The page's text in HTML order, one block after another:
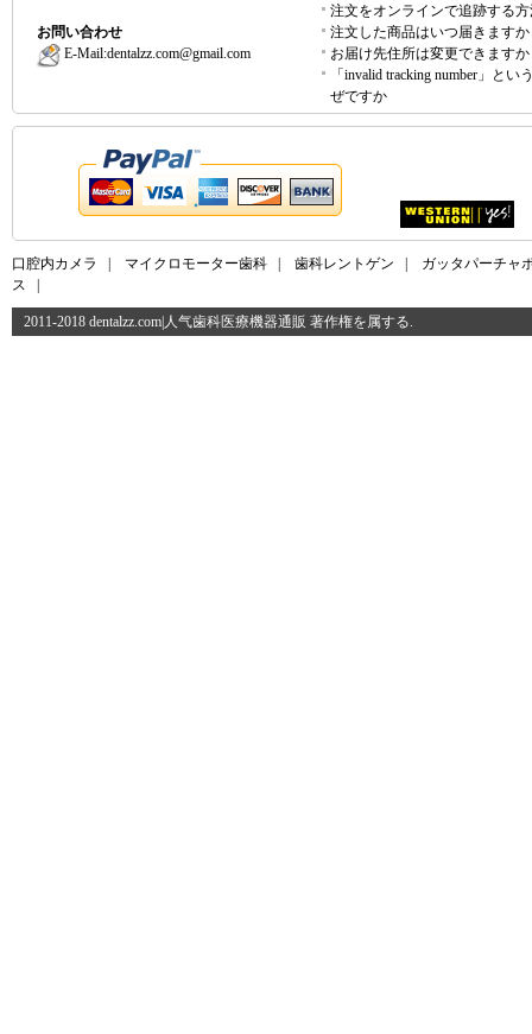
お問い合わせ
E-Mail:dentalzz.com@gmail.com
注文をオンラインで追跡する
注文した商品はいつ届きますか
お届け先住所は変更できますか
「invalid tracking number」とい
ぜですか
口腔内カメラ マイクロモーター歯科 歯科レントゲン
ガッタパーチャ
ス
2011-2018 dentalzz.com|人气歯科医療機器通販 著作権を属する.